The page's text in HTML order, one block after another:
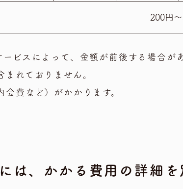
200円
ビスによって、金額が前後する場合が
れておりません。
費など）がかかります。
は、かかる費用の詳細を